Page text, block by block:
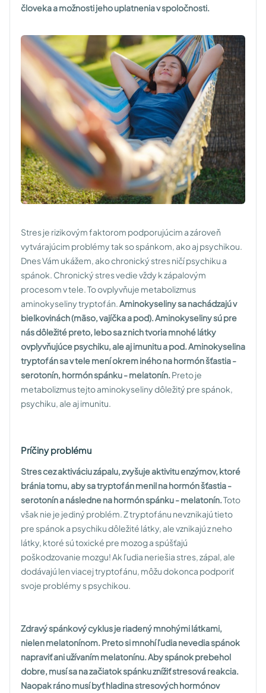
človeka a možnosti jeho uplatnenia v spoločnosti.
Stres je rizikovým faktorom podporujúcim a zároveň
vytvárajúcim problémy tak so spánkom, ako aj psychikou.
Dnes Vám ukážem, ako chronický stres ničí psychiku a
spánok. Chronický stres vedie vždy k zápalovým
procesom v tele. To ovplyvňuje metabolizmus
aminokyseliny tryptofán.Aminokyseliny sa nachádzajú v
bielkovinách (mäso, vajíčka a pod). Aminokyseliny sú pre
nás dôležité preto, lebo sa z nich tvoria mnohé látky
ovplyvňujúce psychiku, ale aj imunitu a pod. Aminokyselina
tryptofán sa v tele mení okrem iného na hormón šťastia -
serotonín, hormón spánku - melatonín. Preto je
metabolizmus tejto aminokyseliny dôležitý pre spánok,
psychiku, ale aj imunitu.
Príčiny problému
Stres cez aktiváciu zápalu, zvyšuje aktivitu enzýmov, ktoré
bránia tomu, aby sa tryptofán menil na hormón šťastia -
serotonín a následne na hormón spánku - melatonín.Toto
však nie je jediný problém. Z tryptofánu nevznikajú tieto
pre spánok a psychiku dôležité látky, ale vznikajú z neho
látky, ktoré sú toxické pre mozog a spúšťajú
poškodzovanie mozgu! Ak ľudia neriešia stres, zápal, ale
dodávajú len viacej tryptofánu, môžu dokonca podporiť
svoje problémy s psychikou.
Zdravý spánkový cyklus je riadený mnohými látkami,
nielen melatonínom. Preto si mnohí ľudia nevedia spánok
napraviť ani užívaním melatonínu. Aby spánok prebehol
dobre, musí sa na začiatok spánku znížiť stresová reakcia.
Naopak ráno musí byť hladina stresových hormónov